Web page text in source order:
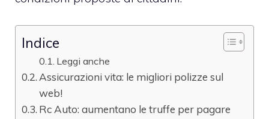
Indice
Leggi anche
Assicurazioni vita: le migliori polizze sul
web!
Rc Auto: aumentano le truffe per pagare